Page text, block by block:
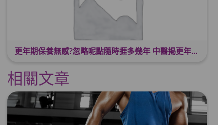
更年期保養無感?忽略呢點隨時捱多幾年 中醫揭更年保養關鍵 輕鬆舒適渡過更年期
相關文章